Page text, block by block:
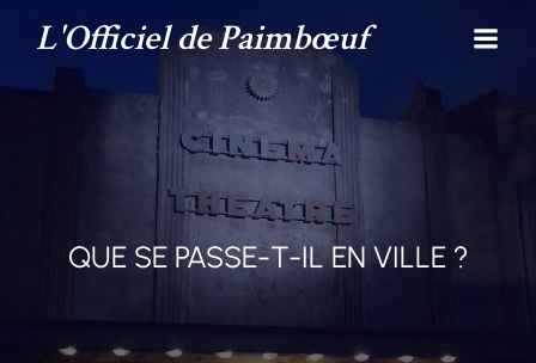
L'Officiel de Paimbœuf
QUE SE PASSE-T-IL EN VILLE ?